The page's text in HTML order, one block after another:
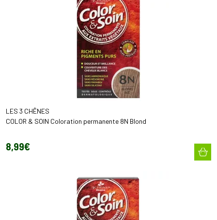
LES 3 CHÊNES
COLOR & SOIN Coloration permanente 8N Blond
8,99€